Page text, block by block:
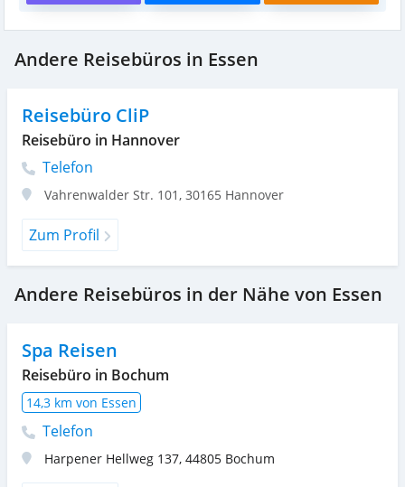
Andere Reisebüros in Essen
Reisebüro CliP
Reisebüro in Hannover
Telefon
Vahrenwalder Str. 101 , 30165 Hannover
Zum Profil
Andere Reisebüros in der Nähe von Essen
Spa Reisen
Reisebüro in Bochum
14,3 km von Essen
Telefon
Harpener Hellweg 137, 44805 Bochum